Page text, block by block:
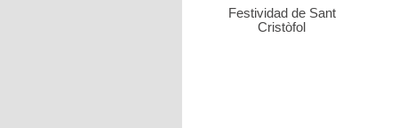
Festividad de Sant
Cristòfol